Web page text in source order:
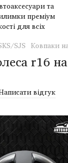
SJS Ковпаки
r16
відгук